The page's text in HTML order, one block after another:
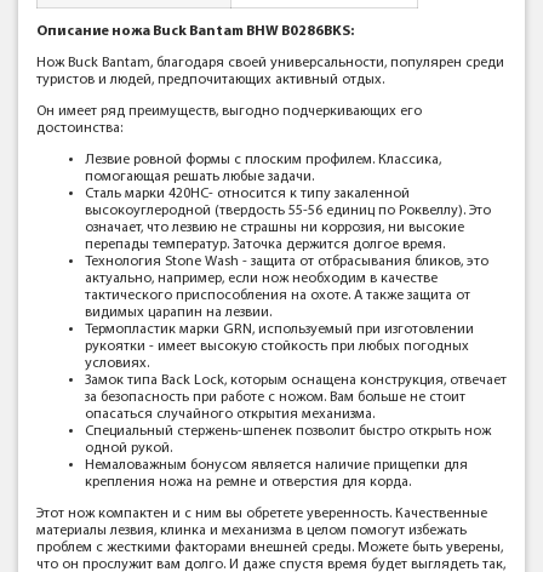
Описание ножа Buck Bantam BHW B0286BKS:
Нож Buck Bantam, благодаря своей универсальности, популярен среди
туристов и людей, предпочитающих активный отдых.
Он имеет ряд преимуществ, выгодно подчеркивающих его
достоинства:
Лезвие ровной формы с плоским профилем. Классика,
помогающая решать любые задачи.
Сталь марки 420НС- относится к типу закаленной
высокоуглеродной (твердость 55-56 единиц по Роквеллу). Это
означает, что лезвию не страшны ни коррозия, ни высокие
перепады температур. Заточка держится долгое время.
Технология Stone Wash - защита от отбрасывания бликов, это
актуально, например, если нож необходим в качестве
тактического приспособления на охоте. А также защита от
видимых царапин на лезвии.
Термопластик марки GRN, используемый при изготовлении
рукоятки - имеет высокую стойкость при любых погодных
условиях.
Замок типа Back Lock, которым оснащена конструкция, отвечает
за безопасность при работе с ножом. Вам больше не стоит
опасаться случайного открытия механизма.
Специальный стержень-шпенек позволит быстро открыть нож
одной рукой.
Немаловажным бонусом является наличие прищепки для
крепления ножа на ремне и отверстия для корда.
Этот нож компактен и с ним вы обретете уверенность. Качественные
материалы лезвия, клинка и механизма в целом помогут избежать
проблем с жесткими факторами внешней среды. Можете быть уверены,
что он прослужит вам долго. И даже спустя время будет выглядеть так,